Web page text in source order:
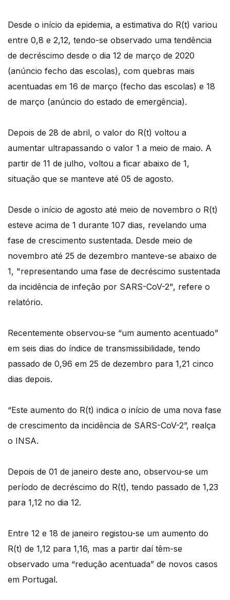
Desde o início da epidemia, a estimativa do R(t) variou
entre 0,8 e 2,12, tendo-se observado uma tendência
de decréscimo desde o dia 12 de março de 2020
(anúncio fecho das escolas), com quebras mais
acentuadas em 16 de março (fecho das escolas) e 18
de março (anúncio do estado de emergência).
Depois de 28 de abril, o valor do R(t) voltou a
aumentar ultrapassando o valor 1 a meio de maio. A
partir de 11 de julho, voltou a ficar abaixo de 1,
situação que se manteve até 05 de agosto.
Desde o início de agosto até meio de novembro o R(t)
esteve acima de 1 durante 107 dias, revelando uma
fase de crescimento sustentada. Desde meio de
novembro até 25 de dezembro manteve-se abaixo de
1, "representando uma fase de decréscimo sustentada
da incidência de infeção por SARS-CoV-2", refere o
relatório.
Recentemente observou-se “um aumento acentuado”
em seis dias do índice de transmissibilidade, tendo
passado de 0,96 em 25 de dezembro para 1,21 cinco
dias depois.
“Este aumento do R(t) indica o início de uma nova fase
de crescimento da incidência de SARS-CoV-2”, realça
o INSA.
Depois de 01 de janeiro deste ano, observou-se um
período de decréscimo do R(t), tendo passado de 1,23
para 1,12 no dia 12.
Entre 12 e 18 de janeiro registou-se um aumento do
R(t) de 1,12 para 1,16, mas a partir daí têm-se
observado uma “redução acentuada” de novos casos
em Portugal.